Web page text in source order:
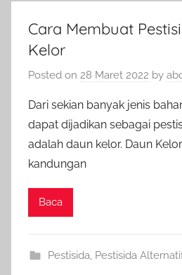
Cara Membuat
Kelor
Posted on 28 Maret 2022 by
Dari sekian banyak jenis
dapat dijadikan sebagai
adalah daun kelor. Daun
kandungan
Baca
Pestisida Pestisida